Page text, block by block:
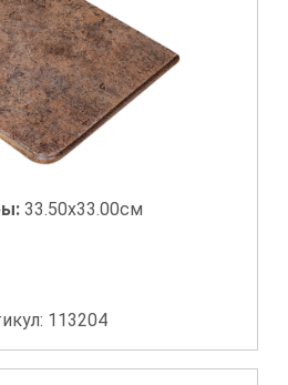
33.50x33.00см
113204